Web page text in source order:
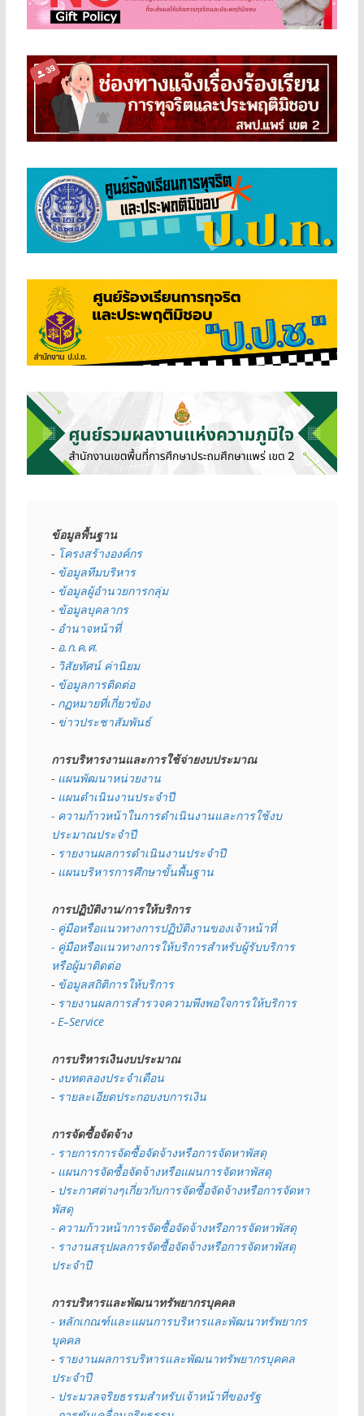
ข้อมูลพื้นฐาน
- โครงสร้างองค์กร
- ข้อมูลทีมบริหาร
- ข้อมูลผู้อำนวยการกลุ่ม
- ข้อมูลบุคลากร
- อำนาจหน้าที่
- อ.ก.ค.ศ.
- วิสัยทัศน์ ค่านิยม
- ข้อมูลการติดต่อ
- กฏหมายที่เกี่ยวข้อง
- ข่าวประชาสัมพันธ์
การบริหารงานและการใช้จ่ายงบประมาณ
- แผนพัฒนาหน่วยงาน
- แผนดำเนินงานประจำปี
- ความก้าวหน้าในการดำเนินงานและการใช้งบ
ประมาณประจำปี
- รายงานผลการดำเนินงานประจำปี
- แผนบริหารการศึกษาขั้นพื้นฐาน
การปฏิบัติงาน/การให้บริการ
- คู่มือหรือแนวทางการปฏิบัติงานของเจ้าหน้าที่
- คู่มือหรือแนวทางการให้บริการสำหรับผู้รับบริการ
หรือผู้มาติดต่อ
- ข้อมูลสถิติการให้บริการ
- รายงานผลการสำรวจความพึงพอใจการให้บริการ
- E–Service
การบริหารเงินงบประมาณ
- งบทดลองประจำเดือน
- รายละเอียดประกอบงบการเงิน
การจัดซื้อจัดจ้าง
- รายการการจัดซื้อจัดจ้างหรือการจัดหาพัสดุ
- แผนการจัดซื้อจัดจ้างหรือแผนการจัดหาพัสดุ
- ประกาศต่างๆเกี่ยวกับการจัดซื้อจัดจ้างหรือการจัดหา
พัสดุ
- ความก้าวหน้าการจัดซื้อจัดจ้างหรือการจัดหาพัสดุ
- รางานสรุปผลการจัดซื้อจัดจ้างหรือการจัดหาพัสดุ
ประจำปี
การบริหารและพัฒนาทรัพยากรบุคคล
- หลักเกณฑ์และแผนการบริหารและพัฒนาทรัพยากร
บุคคล
- รายงานผลการบริหารและพัฒนาทรัพยากรบุคคล
ประจำปี
- ประมวลจริยธรรมสำหรับเจ้าหน้าที่ของรัฐ